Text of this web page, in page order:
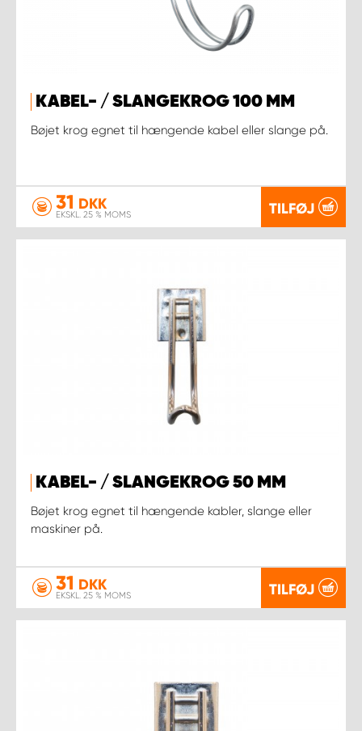
KABEL- / SLANGEKROG 100 MM
Bøjet krog egnet til hængende kabel eller slange på.
31 DKK
EKSKL. 25 % MOMS TILFØJ
KABEL- / SLANGEKROG 50 MM
Bøjet krog egnet til hængende kabler, slange eller
maskiner på.
31 DKK
EKSKL. 25 % MOMS TILFØJ